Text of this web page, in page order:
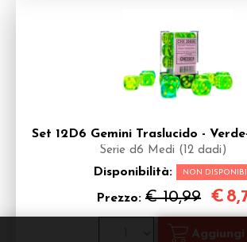
Set 12D6 Gemini Traslucido -
Serie d6 Medi (12 dadi)
Disponibilità: NON
Prezzo: € 10,99 €